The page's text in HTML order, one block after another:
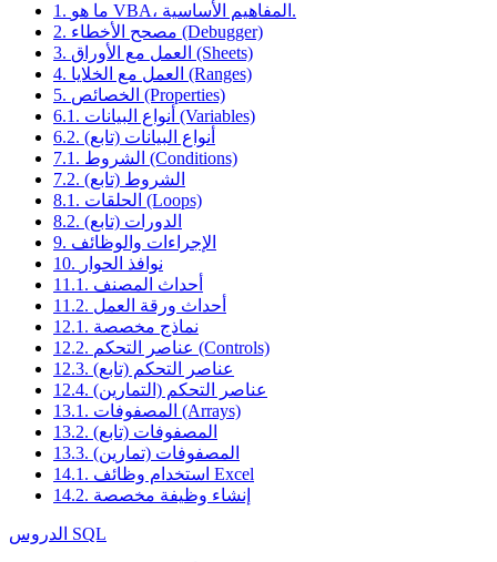
1. ما هو VBA، المفاهيم الأساسية.
2. مصحح الأخطاء (Debugger)
3. العمل مع الأوراق (Sheets)
4. العمل مع الخلايا (Ranges)
5. الخصائص (Properties)
6.1. أنواع البيانات (Variables)
6.2. أنواع البيانات (تابع)
7.1. الشروط (Conditions)
7.2. الشروط (تابع)
8.1. الحلقات (Loops)
8.2. الدورات (تابع)
9. الإجراءات والوظائف
10. نوافذ الحوار
11.1. أحداث المصنف
11.2. أحداث ورقة العمل
12.1. نماذج مخصصة
12.2. عناصر التحكم (Controls)
12.3. عناصر التحكم (تابع)
12.4. عناصر التحكم (التمارين)
13.1. المصفوفات (Arrays)
13.2. المصفوفات (تابع)
13.3. المصفوفات (تمارين)
14.1. استخدام وظائف Excel
14.2. إنشاء وظيفة مخصصة
الدروس SQL